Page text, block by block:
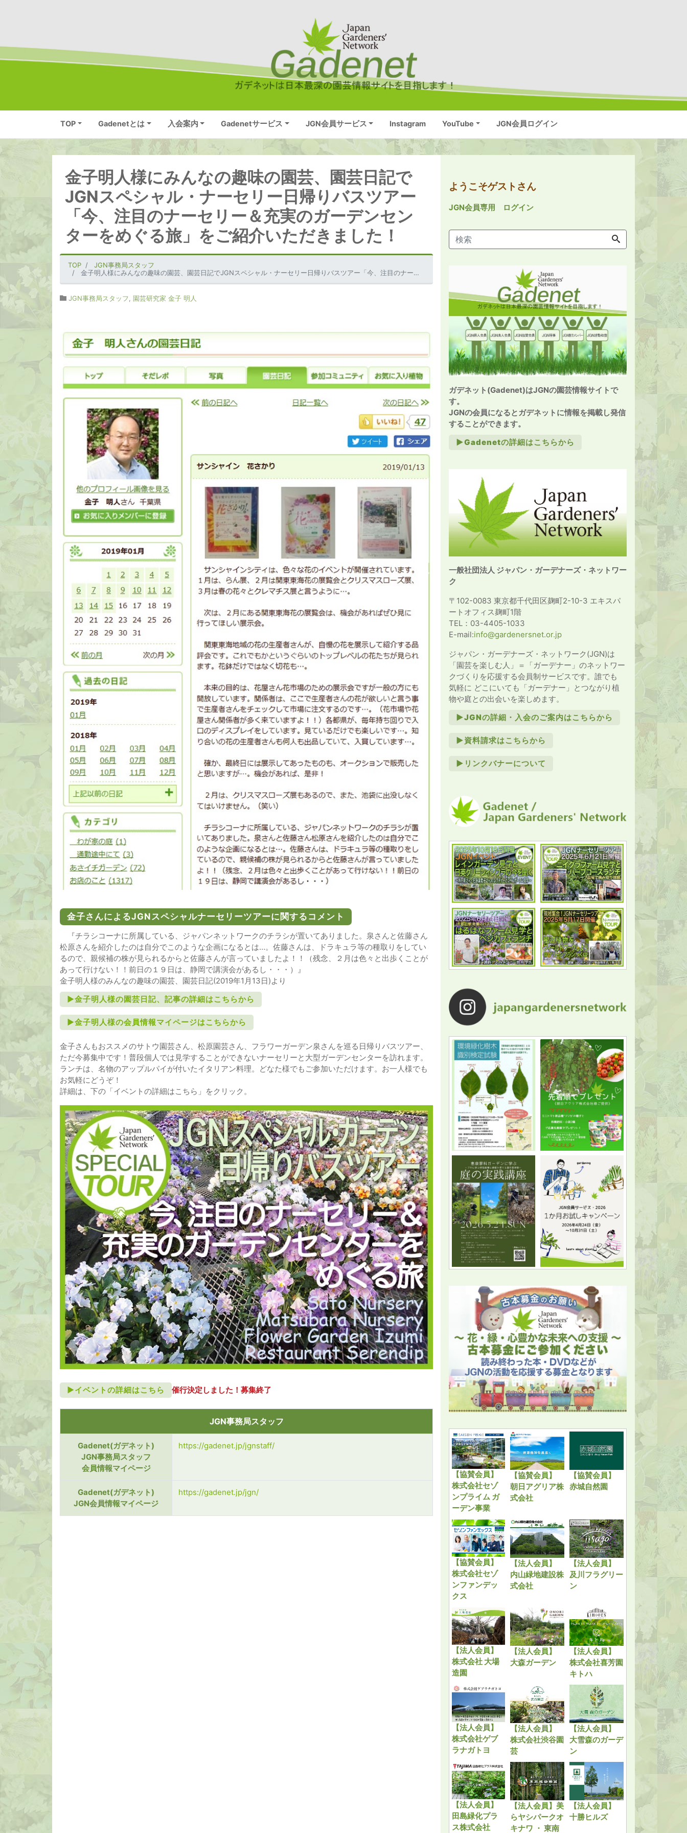
TOP Gadenetとは 入会案内 Gadenetサービス JGN会員サービス Instagram YouTube JGN会員ログイン
金子明人様にみんなの趣味の園芸、園芸日記で
JGNスペシャル・ナーセリー日帰りバスツアー
「今、注目のナーセリー＆充実のガーデンセン
ターをめぐる旅」をご紹介いただきました！
TOP
JGN事務局スタッフ
金子明人様にみんなの趣味の園芸、園芸日記でJGNスペシャル・ナーセリー日帰りバスツアー「今、注目のナーセリー＆充実のガーデンセンターをめぐる旅」をご紹介いただきました！
JGN事務局スタッフ 園芸研究家 金子 明人
金子さんによるJGNスペシャルナーセリーツアーに関するコメント
『チラシコーナに所属している、ジャパンネットワークのチラシが置いてありました。泉さんと佐藤さん
松原さんを紹介したのは自分でこのような企画になるとは…。佐藤さんは、ドラキュラ等の種取りをしてい
るので、親候補の株が見られるからと佐藤さんが言っていましたよ！！（残念、２月は色々と出歩くことが
あって行けない！！前日の１９日は、静岡で講演会があるし・・・）』
金子明人様のみんなの趣味の園芸、園芸日記(2019年1月13日)より
►金子明人様の園芸日記、記事の詳細はこちらから
►金子明人様の会員情報マイページはこちらから
金子さんもおススメのサトウ園芸さん、松原園芸さん、フラワーガーデン泉さんを巡る日帰りバスツアー、
ただ今募集中です！普段個人では見学することができないナーセリーと大型ガーデンセンターを訪れます。
ランチは、名物のアップルパイが付いたイタリアン料理。どなた様でもご参加いただけます。お一人様でも
お気軽にどうぞ！
詳細は、下の「イベントの詳細はこちら」をクリック。
►イベントの詳細はこちら 催行決定しました！募集終了
JGN事務局スタッフ
Gadenet(ガデネット)
JGN事務局スタッフ
会員情報マイページ
https://gadenet.jp/jgnstaff/
Gadenet(ガデネット)
JGN会員情報マイページ
https://gadenet.jp/jgn/
ようこそゲストさん
JGN会員専用 ログイン
ガデネット(Gadenet)はJGNの園芸情報サイトで
す。
JGNの会員になるとガデネットに情報を掲載し発信
することができます。
►Gadenetの詳細はこちらから
一般社団法人 ジャパン・ガーデナーズ・ネットワー
ク
〒102-0083 東京都千代田区麹町2-10-3 エキスパ
ートオフィス麹町1階
TEL：03-4405-1033
E-mail:info@gardenersnet.or.jp
ジャパン・ガーデナーズ・ネットワーク(JGN)は
「園芸を楽しむ人」＝「ガーデナー」のネットワー
クづくりを応援する会員制サービスです。誰でも
気軽に どこにいても「ガーデナー」とつながり植
物や庭との出会いを楽しめます。
►JGNの詳細・入会のご案内はこちらから
►資料請求はこちらから
►リンクバナーについて
【協賛会員】
株式会社セゾ
ンプライム ガ
ーデン事業
【協賛会員】
朝日アグリア株
式会社
【協賛会員】
赤城自然園
【協賛会員】
株式会社セゾ
ンファンデッ
クス
【法人会員】
内山緑地建設株
式会社
【法人会員】
及川フラグリー
ン
【法人会員】
株式会社 大場
造園
【法人会員】
大森ガーデン
【法人会員】
株式会社喜芳園
キトハ
【法人会員】
株式会社ゲブ
ラナガトヨ
【法人会員】
株式会社渋谷園
芸
【法人会員】
大雪森のガーデ
ン
【法人会員】
田島緑化プラ
ス株式会社
【法人会員】美
らヤシパークオ
キナワ ・ 東南
【法人会員】
十勝ヒルズ